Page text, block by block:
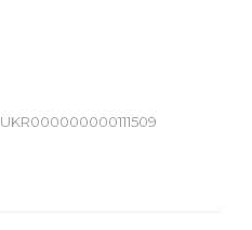
UKR000000000111509